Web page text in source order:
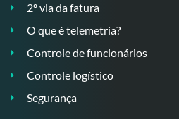
2º via da fatura
O que é telemetria?
Controle de funcionários
Controle logístico
Segurança